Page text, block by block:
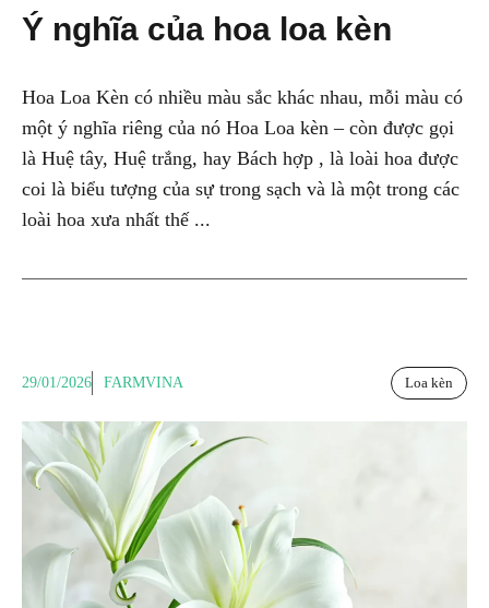
Ý nghĩa của hoa loa kèn
Hoa Loa Kèn có nhiều màu sắc khác nhau, mỗi màu có
một ý nghĩa riêng của nó Hoa Loa kèn – còn được gọi
là Huệ tây, Huệ trắng, hay Bách hợp , là loài hoa được
coi là biểu tượng của sự trong sạch và là một trong các
loài hoa xưa nhất thế ...
29/01/2026 FARMVINA Loa kèn